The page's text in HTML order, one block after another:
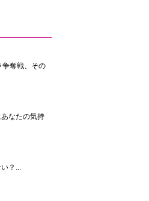
争奪戦、その
なたの気持
？...